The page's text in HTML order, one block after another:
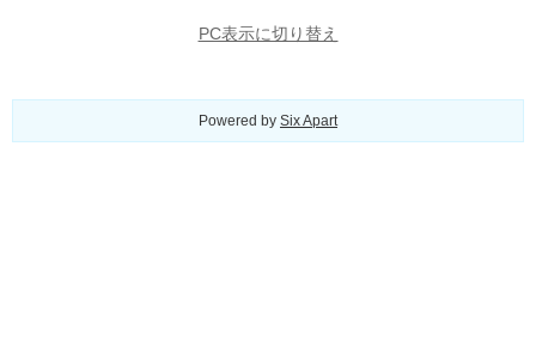
PC表示に切り替え
Powered by Six Apart